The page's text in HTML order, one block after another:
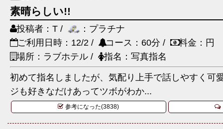
素晴らしい!!
投稿者：T /
：プラチナ
ご利用日時：12/2 /
コース：60分 /
料金：円
場所：ラブホテル /
指名：写真指名
初めて指名しましたが、気配り上手で話しやすく可
ジも好きなだけあってツボがわか...
参考になった(3838)